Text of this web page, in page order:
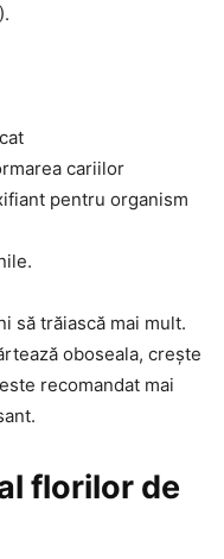
cariilor
pentru organism
să trăiască mai mult.
oboseala, crește
recomandat mai
florilor de